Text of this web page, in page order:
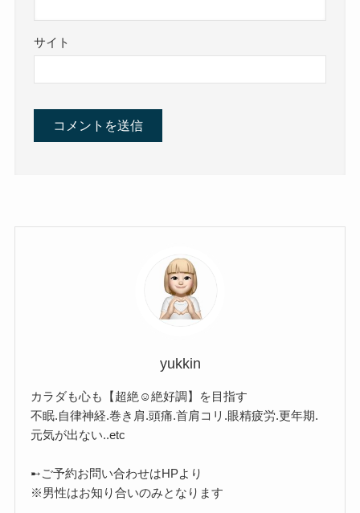
サイト
yukkin
カラダも心も【超絶☺︎絶好調】を目指す
不眠.自律神経.巻き肩.頭痛.首肩コリ.眼精疲労.更年期.
元気が出ない..etc
➸ご予約お問い合わせはHPより
※男性はお知り合いのみとなります